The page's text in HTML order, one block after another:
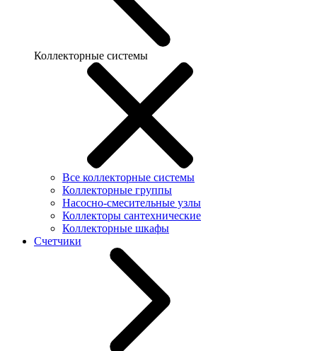
Коллекторные системы
Все коллекторные системы
Коллекторные группы
Насосно-смесительные узлы
Коллекторы сантехнические
Коллекторные шкафы
Счетчики